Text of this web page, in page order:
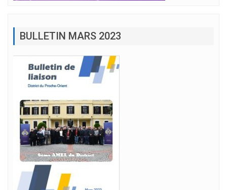
BULLETIN MARS 2023